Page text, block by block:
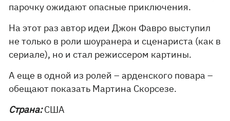
парочку ожидают опасные приключения.
На этот раз автор идеи Джон Фавро выступил
не только в роли шоуранера и сценариста (как в
сериале), но и стал режиссером картины.
А еще в одной из ролей – арденского повара –
обещают показать Мартина Скорсезе.
Страна:США